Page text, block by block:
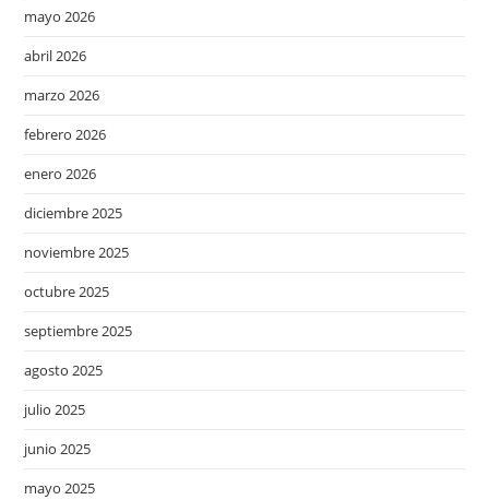
mayo 2026
abril 2026
marzo 2026
febrero 2026
enero 2026
diciembre 2025
noviembre 2025
octubre 2025
septiembre 2025
agosto 2025
julio 2025
junio 2025
mayo 2025